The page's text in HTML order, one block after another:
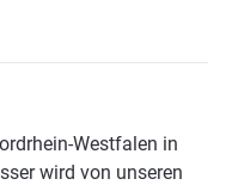
Westfalen in
wird von unseren